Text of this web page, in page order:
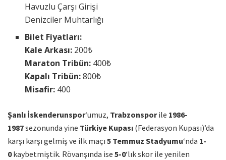
Havuzlu Çarşı Girişi
Denizciler Muhtarlığı
Bilet Fiyatları:
Kale Arkası: 200₺
Maraton Tribün: 400₺
Kapalı Tribün:800₺
Misafir: 400
Şanlı İskenderunspor‘umuz, Trabzonsporile 1986-
1987sezonunda yine Türkiye Kupası (Federasyon Kupası)’da
karşı karşı gelmiş ve ilk maçı 5 Temmuz Stadyumu‘nda 1-
0kaybetmiştik. Rövanşında ise 5-0‘lık skor ile yenilen